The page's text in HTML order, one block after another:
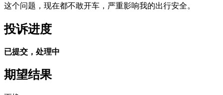
这个问题，现在都不敢开车，严重影响我的出行安全。
投诉进度
已提交，处理中
期望结果